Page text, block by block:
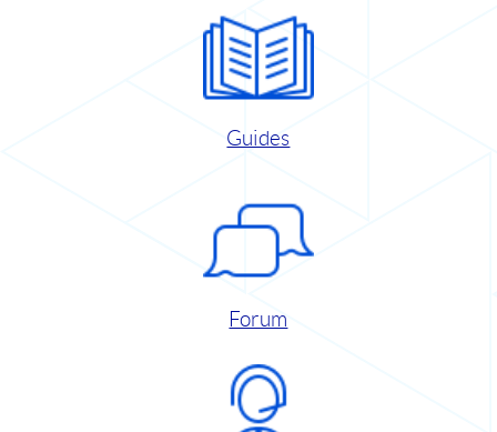
Guides
Forum